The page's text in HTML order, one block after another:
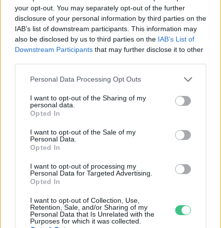
your opt-out. You may separately opt-out of the further
disclosure of your personal information by third parties on the
IAB’s list of downstream participants. This information may
also be disclosed by us to third parties on the IAB’s List of
Downstream Participants that may further disclose it to other
Personal Data Processing Opt Outs
I want to opt-out of the Sharing of my
personal data.
Opted In
I want to opt-out of the Sale of my
Personal Data.
Opted In
I want to opt-out of processing my
Personal Data for Targeted Advertising.
Opted In
I want to opt-out of Collection, Use,
Retention, Sale, and/or Sharing of my
Personal Data that Is Unrelated with the
Purposes for which it was collected.
Magyarország tele van gyönyörű növényekkel, így arborétumokkal
is. A jó idő beköszöntével érdemes minél többet felkeresni.
Születésnapi programokkal várja a
hétvégén a közönséget a 160 éves
ÉLŐ BOLYGÓNK
Szedd magad őszibarack: itt vannak
a legjobb lelőhelyek!